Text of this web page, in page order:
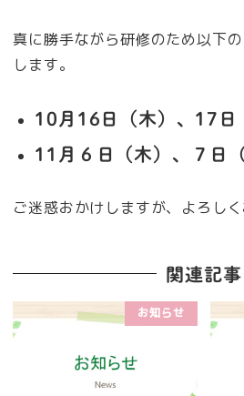
真に勝手ながら研修のため以下
します。
10月16日（木）、17日
11月６日（木）、７日（
ご迷惑おかけしますが、よろしく
関連記事
お知らせ